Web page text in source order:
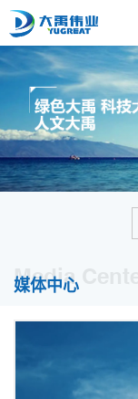
Media Center
媒体中心